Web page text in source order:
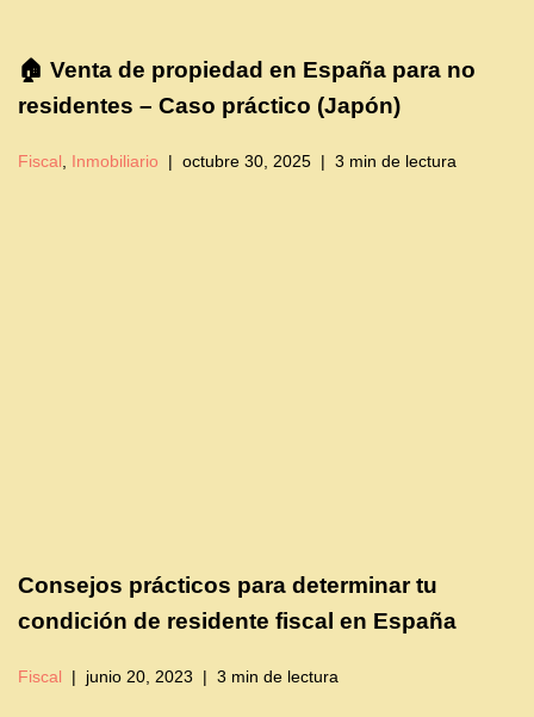
🏠 Venta de propiedad en España para no
residentes – Caso práctico (Japón)
Fiscal Inmobiliario octubre 30, 2025 3 min de lectura
Consejos prácticos para determinar tu
condición de residente fiscal en España
Fiscal junio 20, 2023 3 min de lectura